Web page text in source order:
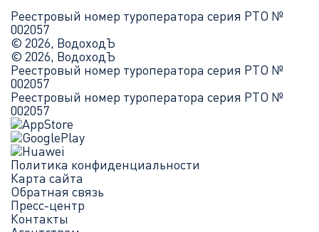
Реестровый номер туроператора серия РТО №
002057
© 2026, ВодоходЪ
© 2026, ВодоходЪ
Реестровый номер туроператора серия РТО №
002057
Реестровый номер туроператора серия РТО №
002057
Политика конфиденциальности
Карта сайта
Обратная связь
Пресс-центр
Контакты